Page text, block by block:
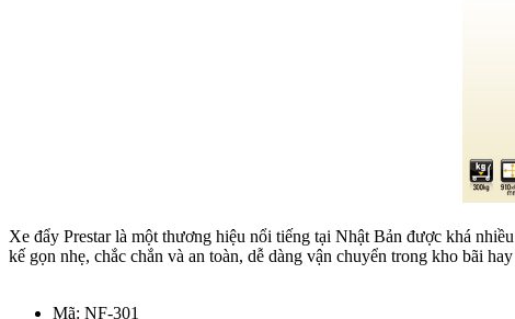
Xe đẩy Prestar là một thương hiệu nổi tiếng tại Nhật Bản được khá
kế gọn nhẹ, chắc chắn và an toàn, dễ dàng vận chuyển trong kho bãi
Mã: NF-301